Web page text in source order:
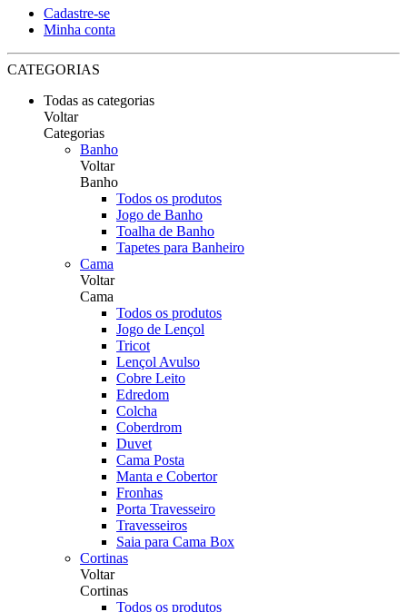
Cadastre-se
Minha conta
CATEGORIAS
Todas as categorias
Voltar
Categorias
Banho
Voltar
Banho
Todos os produtos
Jogo de Banho
Toalha de Banho
Tapetes para Banheiro
Cama
Voltar
Cama
Todos os produtos
Jogo de Lençol
Tricot
Lençol Avulso
Cobre Leito
Edredom
Colcha
Coberdrom
Duvet
Cama Posta
Manta e Cobertor
Fronhas
Porta Travesseiro
Travesseiros
Saia para Cama Box
Cortinas
Voltar
Cortinas
Todos os produtos